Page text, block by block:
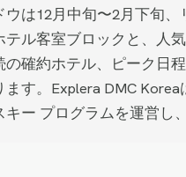
ウは12月中旬〜2月下旬
テル客室ブロックと、人
の確約ホテル、ピーク日
ます。Explera DMC
ー プログラムを運営し